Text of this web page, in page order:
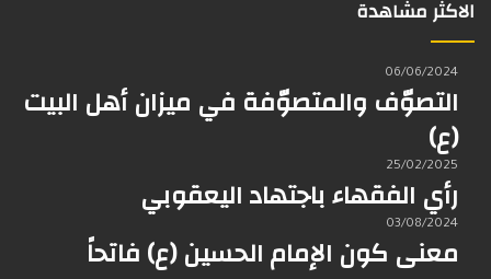
الاكثر مشاهدة
06/06/2024
التصوّف والمتصوّفة في ميزان أهل البيت
(ع)
25/02/2025
رأي الفقهاء باجتهاد اليعقوبي
03/08/2024
معنى كون الإمام الحسين (ع) فاتحاً